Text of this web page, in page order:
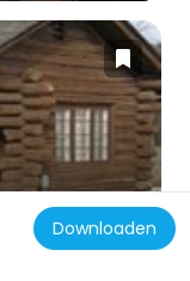
Downloaden